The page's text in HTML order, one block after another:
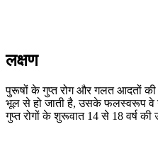
लक्षण
पुरूषों के गुप्त रोग और गलत आदतों
भूल से हो जाती है, उसके फलस्वरूप वे
गुप्त रोगों के शुरूवात 14 से 18 वर्ष की